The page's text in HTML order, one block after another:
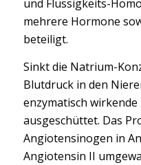
und Flüssigkeits-
mehrere Hormone
beteiligt.
Sinkt die Natrium-
Blutdruck in den
enzymatisch
ausgeschüttet. Das
Angiotensinogen in
Angiotensin II